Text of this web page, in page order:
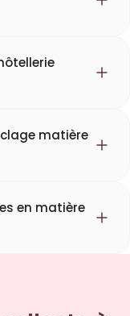
matière
en matière